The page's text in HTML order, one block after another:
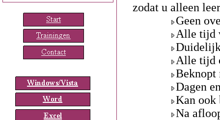
zodat u alleen
Þ Geen
Þ Alle tijd
Þ
Þ Alle tijd
Þ Beknopt
Þ Dagen
Þ Kan ook
Þ Na